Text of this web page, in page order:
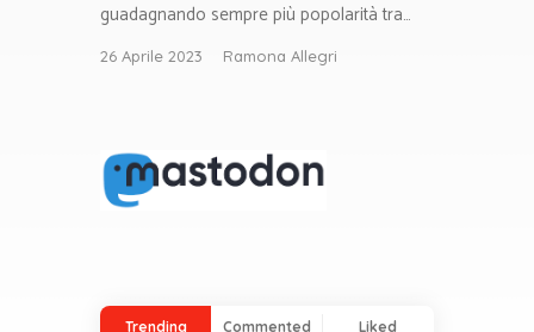
guadagnando sempre più popolarità tra…
26 Aprile 2023 Ramona Allegri
Trending Commented Liked